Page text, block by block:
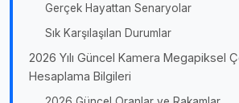
Gerçek Hayattan Senaryolar
Sık Karşılaşılan Durumlar
2026 Yılı Güncel Kamera Megapiksel
Hesaplama Bilgileri